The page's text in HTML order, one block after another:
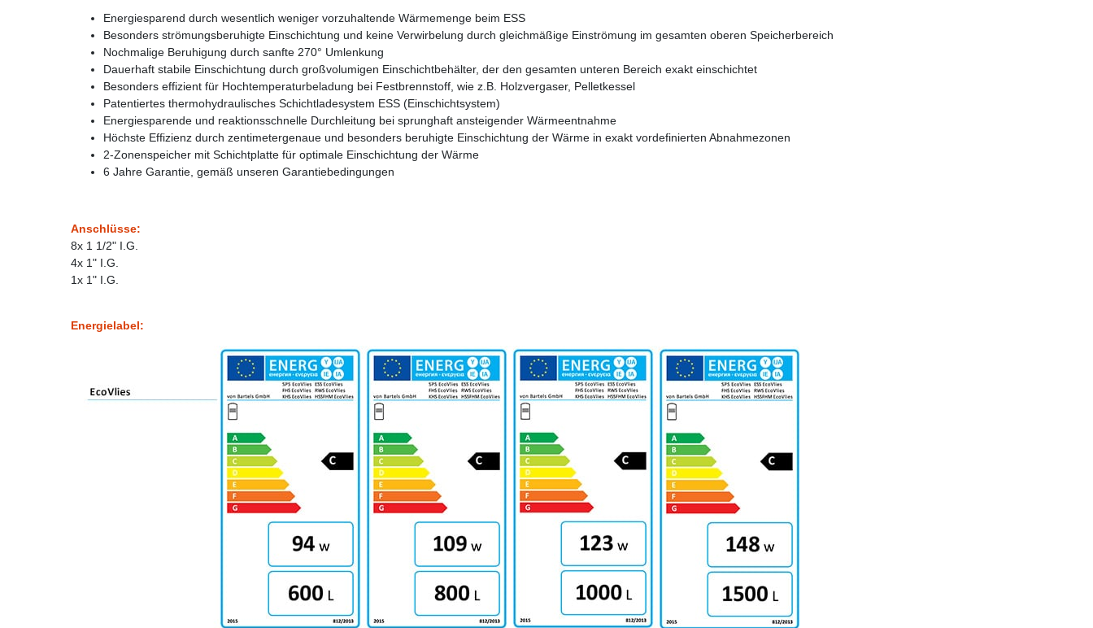
Energiesparend durch wesentlich weniger vorzuhaltende Wärmemenge beim ESS
Besonders strömungsberuhigte Einschichtung und keine Verwirbelung durch gleichmäßige Einströmung im gesamten oberen Speicherbereich
Nochmalige Beruhigung durch sanfte 270° Umlenkung
Dauerhaft stabile Einschichtung durch großvolumigen Einschichtbehälter, der den gesamten unteren Bereich exakt einschichtet
Besonders effizient für Hochtemperaturbeladung bei Festbrennstoff, wie z.B. Holzvergaser, Pelletkessel
Patentiertes thermohydraulisches Schichtladesystem ESS (Einschichtsystem)
Energiesparende und reaktionsschnelle Durchleitung bei sprunghaft ansteigender Wärmeentnahme
Höchste Effizienz durch zentimetergenaue und besonders beruhigte Einschichtung der Wärme in exakt vordefinierten Abnahmezonen
2-Zonenspeicher mit Schichtplatte für optimale Einschichtung der Wärme
6 Jahre Garantie, gemäß unseren Garantiebedingungen
Anschlüsse:
8x 1 1/2" I.G.
4x 1" I.G.
1x 1" I.G.
Energielabel: